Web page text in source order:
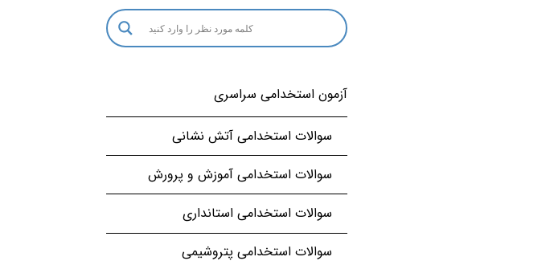
آزمون استخدامی سراسری
سوالات استخدامی آتش نشانی
سوالات استخدامی آموزش و پرورش
سوالات استخدامی استانداری
سوالات استخدامی پتروشیمی